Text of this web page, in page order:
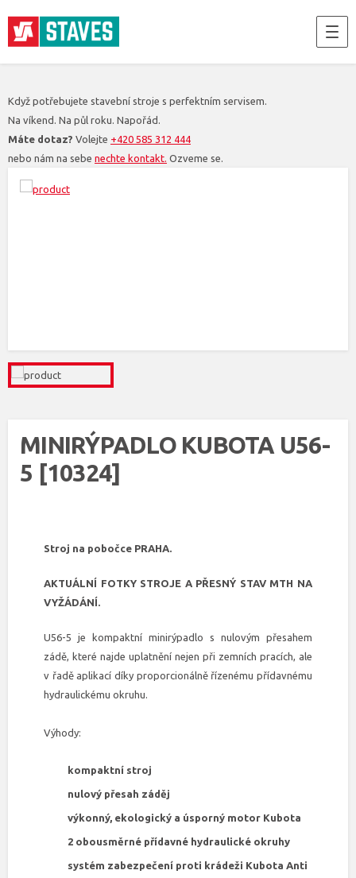
Když potřebujete stavební stroje s perfektním servisem.
Na víkend. Na půl roku. Napořád.
Máte dotaz? Volejte +420 585 312 444
nebo nám na sebe nechte kontakt. Ozveme se.
MINIRÝPADLO KUBOTA U56-
5 [10324]
Stroj na pobočce PRAHA.
AKTUÁLNÍ FOTKY STROJE A PŘESNÝ STAV MTH NA
VYŽÁDÁNÍ.
U56-5 je kompaktní minirýpadlo s nulovým přesahem
zádě, které najde uplatnění nejen při zemních pracích, ale
v řadě aplikací díky proporcionálně řízenému přídavnému
hydraulickému okruhu.
Výhody:
kompaktní stroj
nulový přesah záděj
výkonný, ekologický a úsporný motor Kubota
2 obousměrné přídavné hydraulické okruhy
systém zabezpečení proti krádeži Kubota Anti